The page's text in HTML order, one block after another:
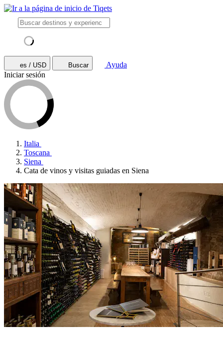
es / USD Buscar
Ayuda
Iniciar sesión
Italia
Toscana
Siena
Cata de vinos y visitas guiadas en Siena